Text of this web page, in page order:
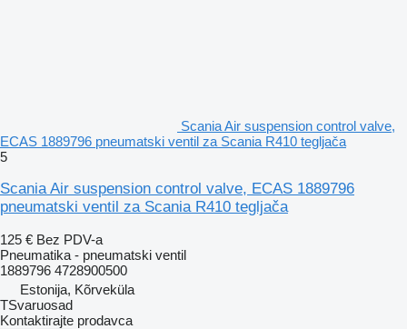
Scania Air suspension control valve,
ECAS 1889796 pneumatski ventil za Scania R410 tegljača
5
Scania Air suspension control valve, ECAS 1889796
pneumatski ventil za Scania R410 tegljača
125 € Bez PDV-a
Pneumatika - pneumatski ventil
1889796 4728900500
Estonija, Kõrveküla
TSvaruosad
Kontaktirajte prodavca